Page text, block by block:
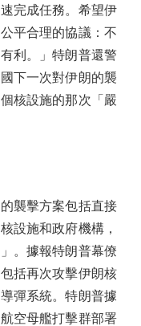
完成任務。希望伊
平合理的協議：不
利。」特朗普還警
下一次對伊朗的襲
核設施的那次「嚴
襲擊方案包括直接
設施和政府機構，
。據報特朗普幕僚
括再次攻擊伊朗核
彈系統。特朗普據
空母艦打擊群部署